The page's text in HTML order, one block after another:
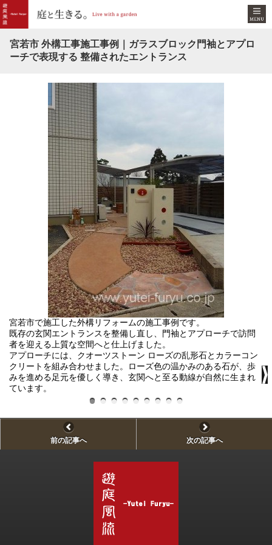
宮若市 外構工事施工事例｜ガラスブロック門袖とアプロ
ーチで表現する 整備されたエントランス
宮若市で施工した外構リフォームの施工事例です。
既存の玄関エントランスを整備し直し、門袖とアプローチで訪問
者を迎える上質な空間へと仕上げました。
アプローチには、クオーツストーン ローズの乱形石とカラーコン
クリートを組み合わせました。ローズ色の温かみのある石が、歩
みを進める足元を優しく導き、玄関へと至る動線が自然に生まれ
ています。
前の記事へ 次の記事へ